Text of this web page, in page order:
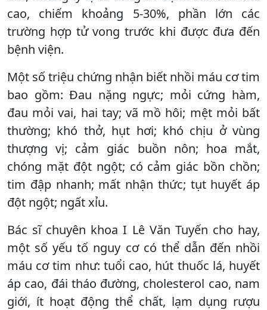
cao, chiếm khoảng 5-30%, phần lớn các
trường hợp tử vong trước khi được đưa đến
bệnh viện.
Một số triệu chứng nhận biết nhồi máu cơ tim
bao gồm: Đau nặng ngực; mỏi cứng hàm,
đau mỏi vai, hai tay; vã mồ hôi; mệt mỏi bất
thường; khó thở, hụt hơi; khó chịu ở vùng
thượng vị; cảm giác buồn nôn; hoa mắt,
chóng mặt đột ngột; có cảm giác bồn chồn;
tim đập nhanh; mất nhận thức; tụt huyết áp
đột ngột; ngất xỉu.
Bác sĩ chuyên khoa I Lê Văn Tuyến cho hay,
một số yếu tố nguy cơ có thể dẫn đến nhồi
máu cơ tim như: tuổi cao, hút thuốc lá, huyết
áp cao, đái tháo đường, cholesterol cao, nam
giới, ít hoạt động thể chất, lạm dụng rượu